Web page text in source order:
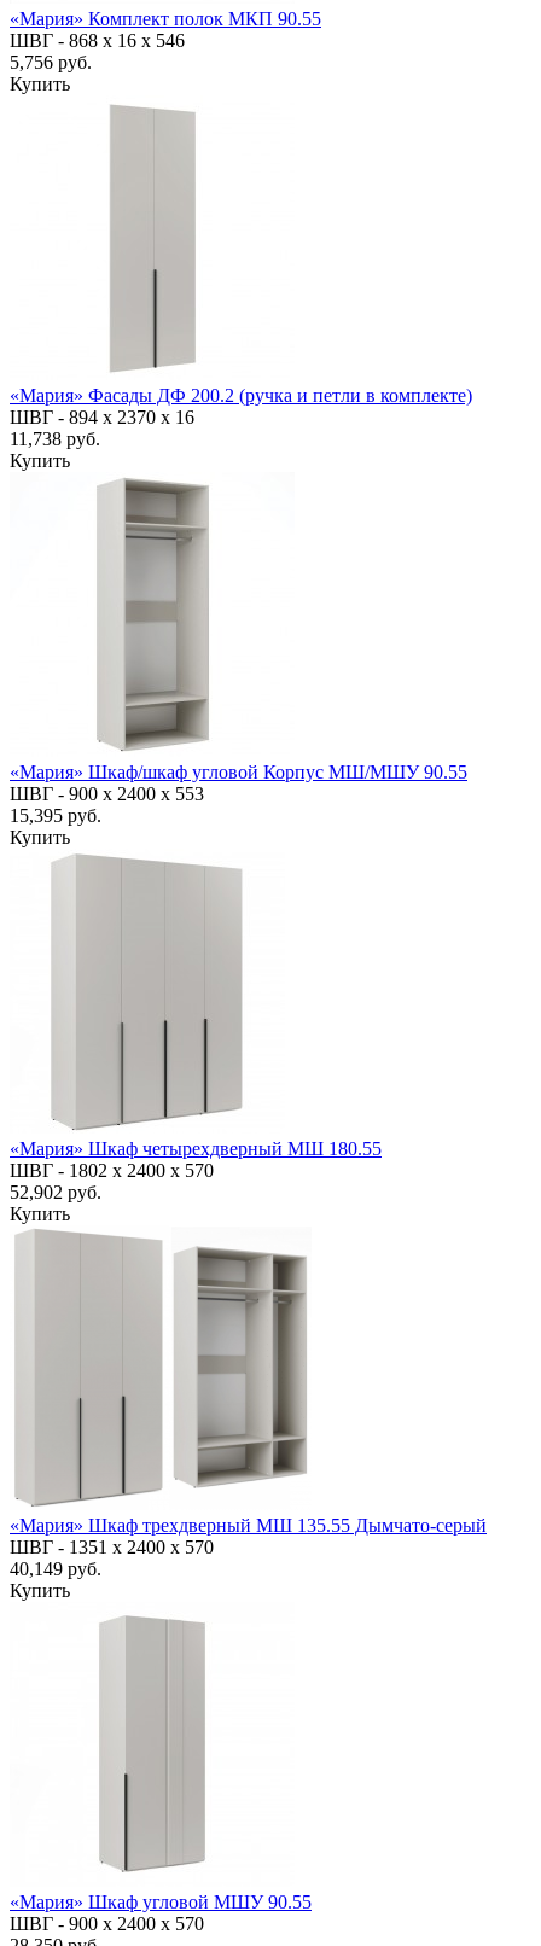
«Мария» Комплект полок МКП 90.55
ШВГ - 868 х 16 х 546
5,756 руб.
Купить
«Мария» Фасады ДФ 200.2 (ручка и петли в комплекте)
ШВГ - 894 х 2370 х 16
11,738 руб.
Купить
«Мария» Шкаф/шкаф угловой Корпус МШ/МШУ 90.55
ШВГ - 900 х 2400 х 553
15,395 руб.
Купить
«Мария» Шкаф четырехдверный МШ 180.55
ШВГ - 1802 х 2400 х 570
52,902 руб.
Купить
«Мария» Шкаф трехдверный МШ 135.55 Дымчато-серый
ШВГ - 1351 х 2400 х 570
40,149 руб.
Купить
«Мария» Шкаф угловой МШУ 90.55
ШВГ - 900 х 2400 х 570